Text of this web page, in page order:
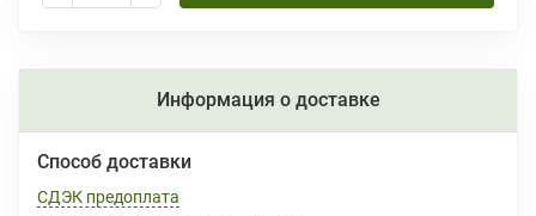
Информация о доставке
Способ доставки
СДЭК предоплата